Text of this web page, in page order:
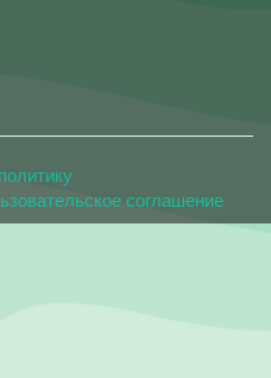
политику
соглашение